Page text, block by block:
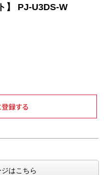
】 PJ-U3DS-W
はこちら